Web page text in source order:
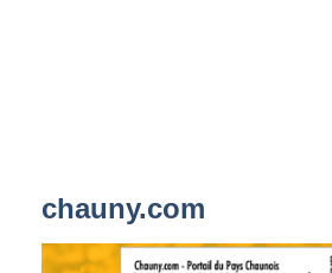
chauny.com